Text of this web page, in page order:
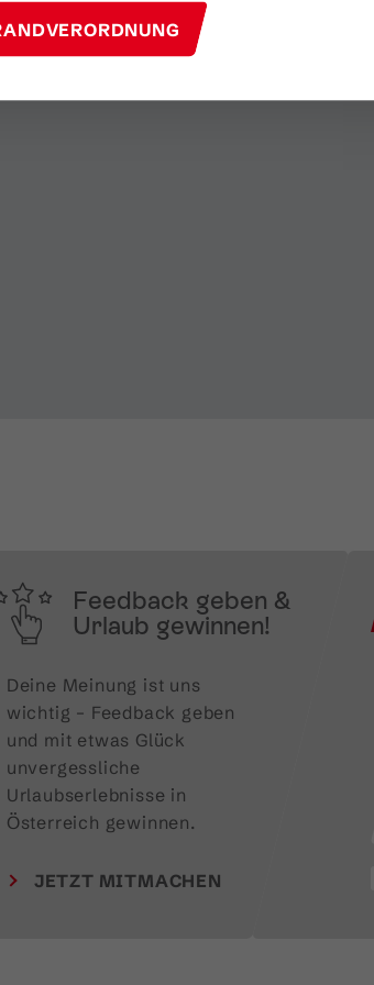
Feedback geben &
Urlaub gewinnen!
Deine Meinung ist uns
wichtig – Feedback geben
und mit etwas Glück
unvergessliche
Urlaubserlebnisse in
Österreich gewinnen.
JETZT MITMACHEN